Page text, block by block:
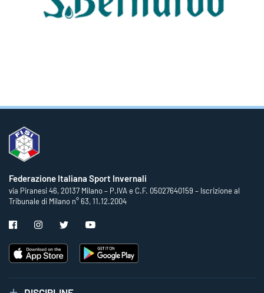
Federazione Italiana Sport Invernali
via Piranesi 46, 20137 Milano – P.IVA e C.F. 05027640159 – Iscrizione al
Tribunale di Milano n° 63, 11.12.2004